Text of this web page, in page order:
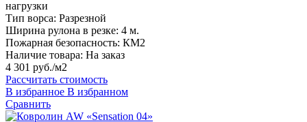
нагрузки
Тип ворса: Разрезной
Ширина рулона в резке: 4 м.
Пожарная безопасность: КМ2
Наличие товара: На заказ
4 301 руб./м2
Рассчитать стоимость
В избранное В избранном
Сравнить